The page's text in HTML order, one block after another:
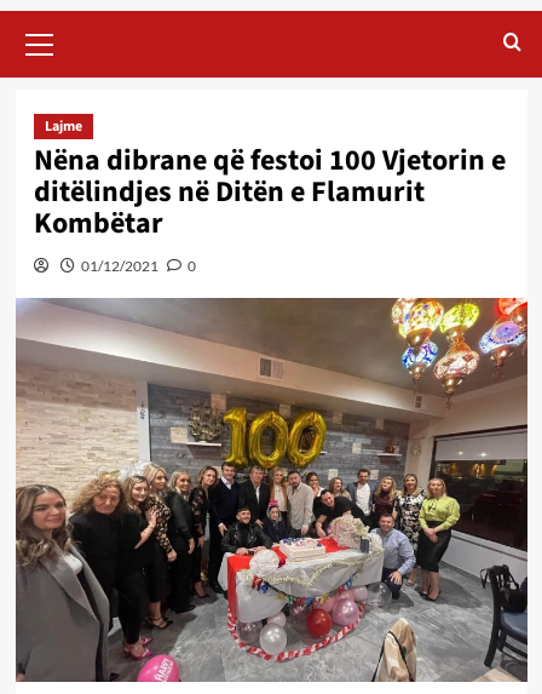
Menu
Lajme
Nëna dibrane që festoi 100 Vjetorin e
ditëlindjes në Ditën e Flamurit
Kombëtar
01/12/2021 0